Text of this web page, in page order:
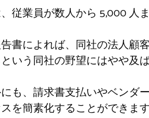
従業員が数人から 5,000 人
書によれば、同社の法人顧
いう同社の野望にはやや及ば
も、請求書支払いやベンダ
を簡素化することができます